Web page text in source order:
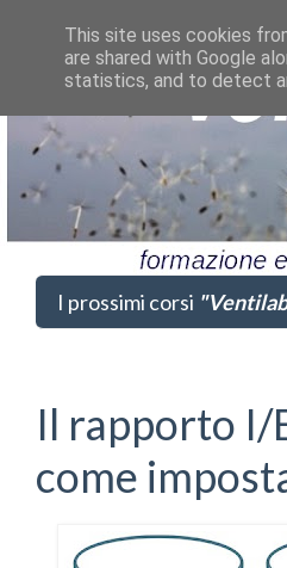
I prossimi corsi
Il rapporto I/
come
This site uses cookies
are shared with Google
statistics, and to detect